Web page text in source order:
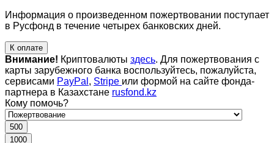
Информация о произведенном пожертвовании поступает
в Русфонд в течение четырех банковских дней.
К оплате
Внимание! Криптовалюты здесь. Для пожертвования с
карты зарубежного банка воспользуйтесь, пожалуйста,
сервисами PayPal , Stripe или формой на сайте фонда-
партнера в Казахстане rusfond.kz
Кому помочь?
500
1000